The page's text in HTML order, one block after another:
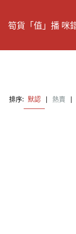
筍貨「值」播 咪
排序: 默認 | 熱賣 |